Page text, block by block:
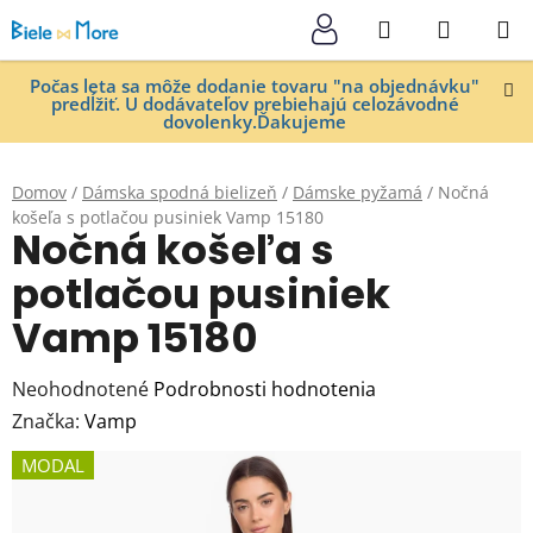
na
obsah
Počas leta sa môže dodanie tovaru "na objednávku"
predĺžiť. U dodávateľov prebiehajú celozávodné
dovolenky.Ďakujeme
Hľadať
KOŠÍK
Domov / Dámska spodná bielizeň / Dámske pyžamá / Nočná
košeľa s potlačou pusiniek Vamp 15180
Nočná košeľa s
potlačou pusiniek
Vamp 15180
Priemerné
hodnotenie
produktu
je
Neohodnotené Podrobnosti hodnotenia
Značka: Vamp
MODAL